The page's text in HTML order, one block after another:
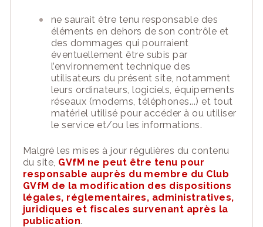
ne saurait être tenu responsable des
éléments en dehors de son contrôle et
des dommages qui pourraient
éventuellement être subis par
l’environnement technique des
utilisateurs du présentsite, notamment
leurs ordinateurs, logiciels, équipements
réseaux (modems, téléphones...) et tout
matériel utilisé pour accéder à ou utiliser
le service et/ou les informations.
Malgré les mises à jour régulières du contenu
dusite, GVfM ne peut être tenu pour
responsable auprès du membre du Club
GVfM de la modification des dispositions
légales, réglementaires, administratives,
juridiques et fiscales survenant après la
publication.